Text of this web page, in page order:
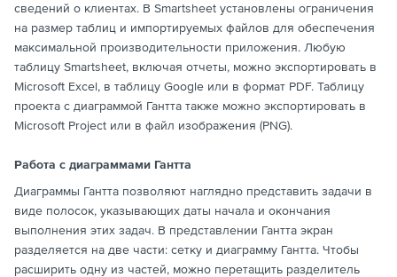
сведений о клиентах. В Smartsheet установлены ограничения
на размер таблиц и импортируемых файлов для обеспечения
максимальной производительности приложения. Любую
таблицу Smartsheet, включая отчеты, можно экспортировать в
Microsoft Excel, в таблицу Google или в формат PDF. Таблицу
проекта с диаграммой Гантта также можно экспортировать в
Microsoft Project или в файл изображения (PNG).
Работа с диаграммами Гантта
Диаграммы Гантта позволяют наглядно представить задачи в
виде полосок, указывающих даты начала и окончания
выполнения этих задач. В представлении Гантта экран
разделяется на две части: сетку и диаграмму Гантта. Чтобы
расширить одну из частей, можно перетащить разделитель